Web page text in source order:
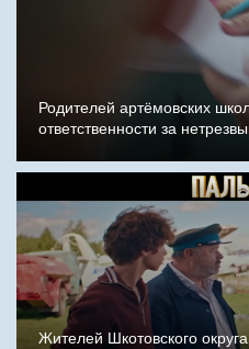
Родителей артёмовских
ответственности за
Жителей Шкотовского